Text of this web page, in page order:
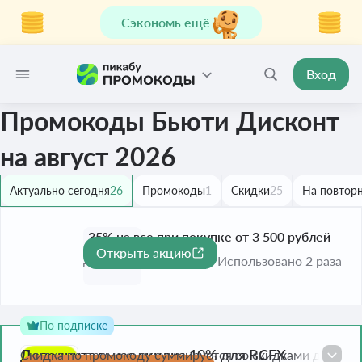
Сэкономь ещё
Вход
Промокоды Бьюти Дисконт
на август 2026
Актуально сегодня26 Промокоды1 Скидки25 На
-35%
-35% на все при покупке от 3 500 рублей
До 9 авг. 2026
Открыть акцию
Использовано 2 раза
По подписке
Дополнительная скидка 10% для ВСЕХ
Скидка по промокоду суммируется со скидками до